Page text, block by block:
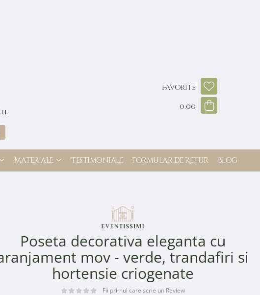
Favorite
0,00
Materiale Testimoniale Formular de Retur Blog
Poseta decorativa eleganta cu
mov - verde, trandafiri si
hortensie criogenate
Fii primul care scrie un Review